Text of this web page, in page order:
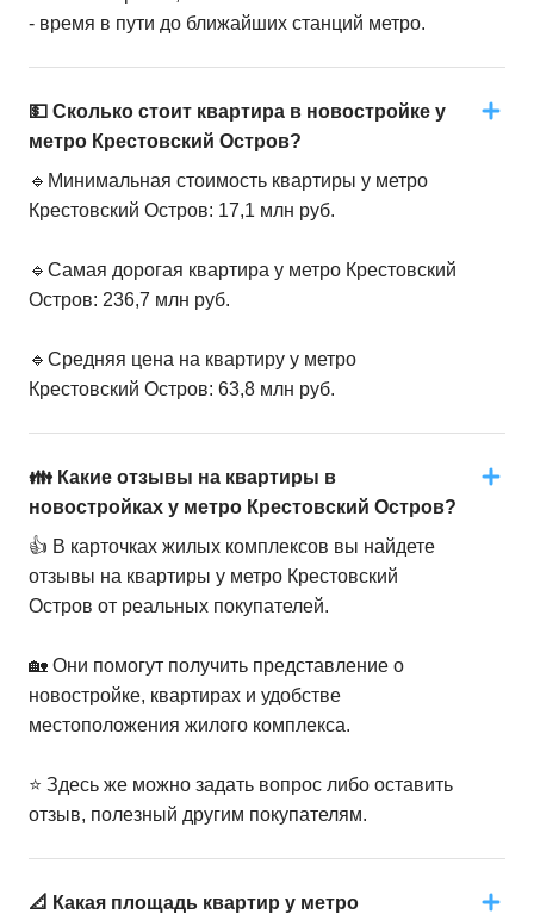
- время в пути до ближайших станций метро.
💵 Сколько стоит квартира в новостройке у
метро Крестовский Остров?
🔹Минимальная стоимость квартиры у метро
Крестовский Остров: 17,1 млн руб.
🔹Самая дорогая квартира у метро Крестовский
Остров: 236,7 млн руб.
🔹Средняя цена на квартиру у метро
Крестовский Остров: 63,8 млн руб.
👪 Какие отзывы на квартиры в
новостройках у метро Крестовский Остров?
👍 В карточках жилых комплексов вы найдете
отзывы на квартиры у метро Крестовский
Остров от реальных покупателей.
🏡 Они помогут получить представление о
новостройке, квартирах и удобстве
местоположения жилого комплекса.
⭐️ Здесь же можно задать вопрос либо оставить
отзыв, полезный другим покупателям.
📐 Какая площадь квартир у метро